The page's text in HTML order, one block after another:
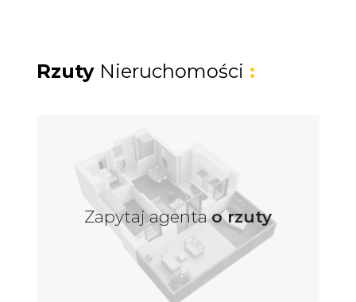
ścieżki rowerowe, a także Aquapark i centrum
przedszkola, sklepy, galerie handlowe, lokale
• Miasto w rozwoju - intensywna rozbudowa
mieszkaniowa i poprawa infrastruktury
drogowej (np. droga krajowa 6, estakady,
Rzuty Nieruchomości :
Zapytaj agentao rzuty